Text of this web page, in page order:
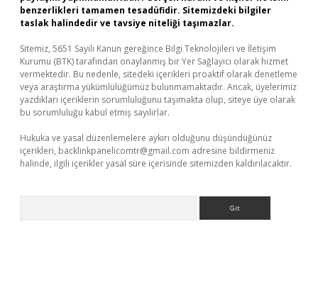
benzerlikleri tamamen tesadüfidir. Sitemizdeki bilgiler
taslak halindedir ve tavsiye niteliği taşımazlar.
Sitemiz, 5651 Sayılı Kanun gereğince Bilgi Teknolojileri ve İletişim
Kurumu (BTK) tarafından onaylanmış bir Yer Sağlayıcı olarak hizmet
vermektedir. Bu nedenle, sitedeki içerikleri proaktif olarak denetleme
veya araştırma yükümlülüğümüz bulunmamaktadır. Ancak, üyelerimiz
yazdıkları içeriklerin sorumluluğunu taşımakta olup, siteye üye olarak
bu sorumluluğu kabul etmiş sayılırlar.
Hukuka ve yasal düzenlemelere aykırı olduğunu düşündüğünüz
içerikleri, backlinkpanelicomtr@gmail.com adresine bildirmeniz
halinde, ilgili içerikler yasal süre içerisinde sitemizden kaldırılacaktır.